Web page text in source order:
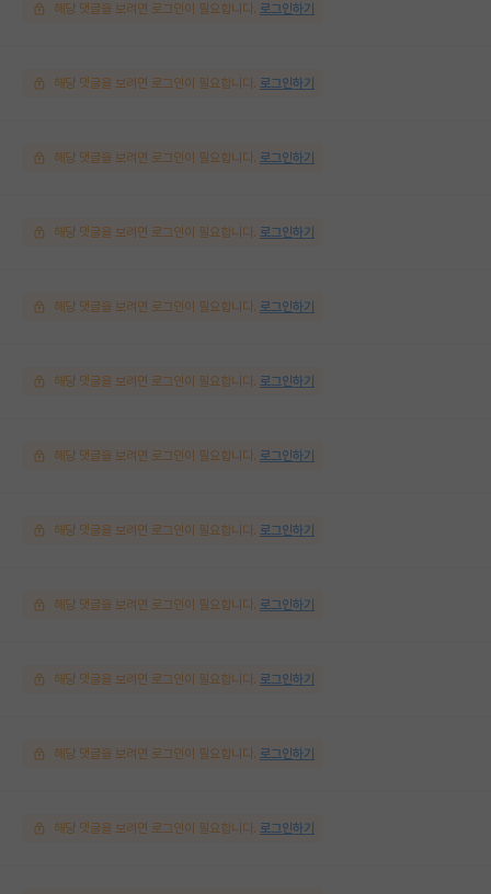
해당 댓글을 보려면 로그인이 필요합니다. 로그인하기
해당 댓글을 보려면 로그인이 필요합니다. 로그인하기
해당 댓글을 보려면 로그인이 필요합니다. 로그인하기
해당 댓글을 보려면 로그인이 필요합니다. 로그인하기
해당 댓글을 보려면 로그인이 필요합니다. 로그인하기
해당 댓글을 보려면 로그인이 필요합니다. 로그인하기
해당 댓글을 보려면 로그인이 필요합니다. 로그인하기
해당 댓글을 보려면 로그인이 필요합니다. 로그인하기
해당 댓글을 보려면 로그인이 필요합니다. 로그인하기
해당 댓글을 보려면 로그인이 필요합니다. 로그인하기
해당 댓글을 보려면 로그인이 필요합니다. 로그인하기
해당 댓글을 보려면 로그인이 필요합니다. 로그인하기